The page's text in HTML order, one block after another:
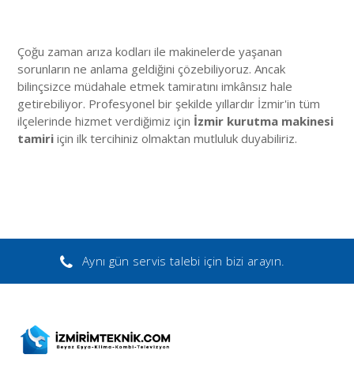
Çoğu zaman arıza kodları ile makinelerde yaşanan
sorunların ne anlama geldiğini çözebiliyoruz. Ancak
bilinçsizce müdahale etmek tamiratını imkânsız hale
getirebiliyor. Profesyonel bir şekilde yıllardır İzmir'in tüm
ilçelerinde hizmet verdiğimiz için İzmir kurutma makinesi
tamiri için ilk tercihiniz olmaktan mutluluk duyabiliriz.
Aynı gün servis talebi için bizi arayın.